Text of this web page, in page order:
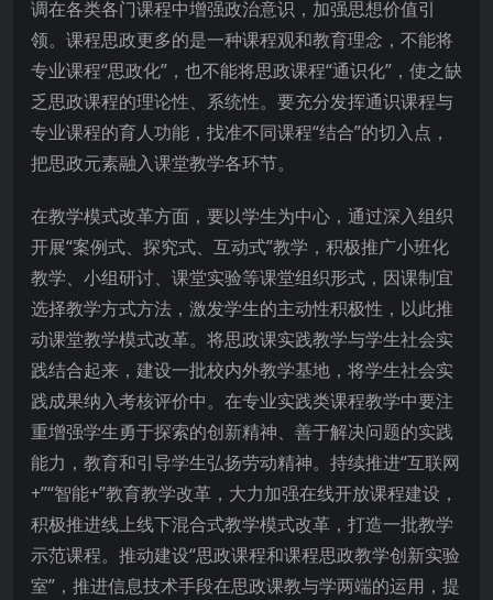
调在各类各门课程中增强政治意识，加强思想价值引
领。课程思政更多的是一种课程观和教育理念，不能将
专业课程“思政化”，也不能将思政课程“通识化”，使之缺
乏思政课程的理论性、系统性。要充分发挥通识课程与
专业课程的育人功能，找准不同课程“结合”的切入点，
把思政元素融入课堂教学各环节。
在教学模式改革方面，要以学生为中心，通过深入组织
开展“案例式、探究式、互动式”教学，积极推广小班化
教学、小组研讨、课堂实验等课堂组织形式，因课制宜
选择教学方式方法，激发学生的主动性积极性，以此推
动课堂教学模式改革。将思政课实践教学与学生社会实
践结合起来，建设一批校内外教学基地，将学生社会实
践成果纳入考核评价中。在专业实践类课程教学中要注
重增强学生勇于探索的创新精神、善于解决问题的实践
能力，教育和引导学生弘扬劳动精神。持续推进“互联网
+”“智能+”教育教学改革，大力加强在线开放课程建设，
积极推进线上线下混合式教学模式改革，打造一批教学
示范课程。推动建设“思政课程和课程思政教学创新实验
室”，推进信息技术手段在思政课教与学两端的运用，提